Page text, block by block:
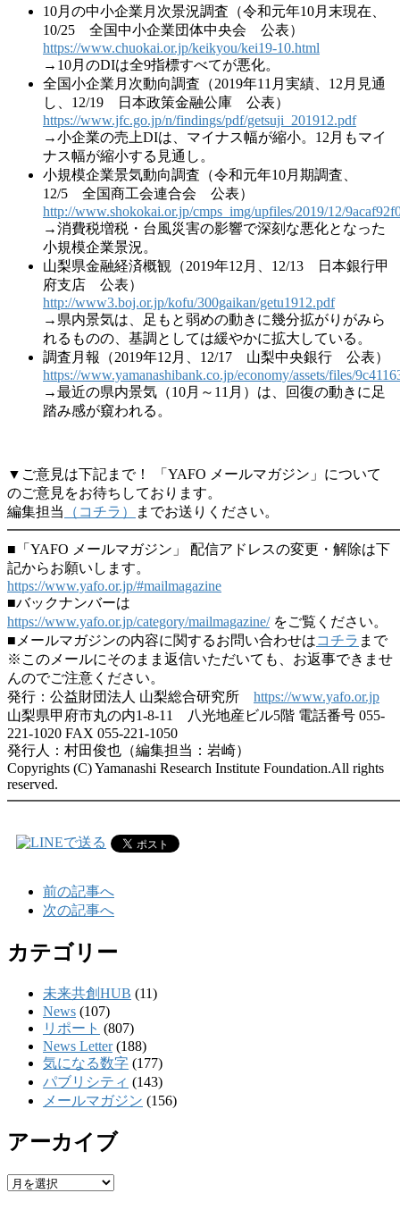
10月の中小企業月次景況調査（令和元年10月末現在、
10/25 全国中小企業団体中央会 公表）
https://www.chuokai.or.jp/keikyou/kei19-10.html
→10月のDIは全9指標すべてが悪化。
全国小企業月次動向調査（2019年11月実績、12月見通
し、12/19 日本政策金融公庫 公表）
https://www.jfc.go.jp/n/findings/pdf/getsuji_201912.pdf
→小企業の売上DIは、マイナス幅が縮小。12月もマイ
ナス幅が縮小する見通し。
小規模企業景気動向調査（令和元年10月期調査、
12/5 全国商工会連合会 公表）
http://www.shokokai.or.jp/cmps_img/upfiles/2019/12/
→消費税増税・台風災害の影響で深刻な悪化となった
小規模企業景況。
山梨県金融経済概観（2019年12月、12/13 日本銀行甲
府支店 公表）
http://www3.boj.or.jp/kofu/300gaikan/getu1912.pdf
→県内景気は、足もと弱めの動きに幾分拡がりがみら
れるものの、基調としては緩やかに拡大している。
調査月報（2019年12月、12/17 山梨中央銀行 公表）
https://www.yamanashibank.co.jp/economy/assets/files/
→最近の県内景気（10月～11月）は、回復の動きに足
踏み感が窺われる。
▼ご意見は下記まで！ 「YAFO メールマガジン」について
のご意見をお待ちしております。
編集担当
（コチラ）
までお送りください。
■「YAFO メールマガジン」 配信アドレスの変更・解除は下
記からお願いします。
https://www.yafo.or.jp/#mailmagazine
■バックナンバーは
https://www.yafo.or.jp/category/mailmagazine/をご覧ください。
■メールマガジンの内容に関するお問い合わせはコチラ まで
※このメールにそのまま返信いただいても、お返事できませ
んのでご注意ください。
発行：公益財団法人 山梨総合研究所 https://www.yafo.or.jp
山梨県甲府市丸の内1-8-11 八光地産ビル5階 電話番号 055-
221-1020 FAX 055-221-1050
発行人：村田俊也（編集担当：岩崎）
Copyrights (C) Yamanashi Research Institute Foundation.All rights
reserved.
前の記事へ
次の記事へ
カテゴリー
未来共創HUB (11)
News (107)
リポート (807)
News Letter(188)
気になる数字 (177)
パブリシティ (143)
メールマガジン (156)
アーカイブ
ア